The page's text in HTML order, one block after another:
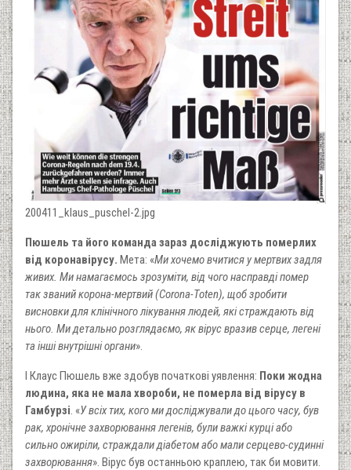
200411_klaus_puschel-2.jpg
Пюшель та його команда зараз досліджують померлих
від коронавірусу. Мета: «Ми хочемо вчитися у мертвих задля
живих. Ми намагаємось зрозуміти, від чого насправді помер
так званий корона-мертвий (Corona-Toten), щоб зробити
висновки для клінічного лікування людей, які страждають від
нього. Ми детально розглядаємо, як вірус вразив серце, легені
та інші внутрішні органи».
І Клаус Пюшель вже здобув початкові уявлення: Поки жодна
людина, яка не мала хвороби, не померла від вірусу в
Гамбурзі. «У всіх тих, кого ми досліджували до цього часу, був
рак, хронічне захворювання легенів, були важкі курці або
сильно ожиріли, страждали діабетом або мали серцево-судинні
захворювання». Вірус був останньою краплею, так би мовити.